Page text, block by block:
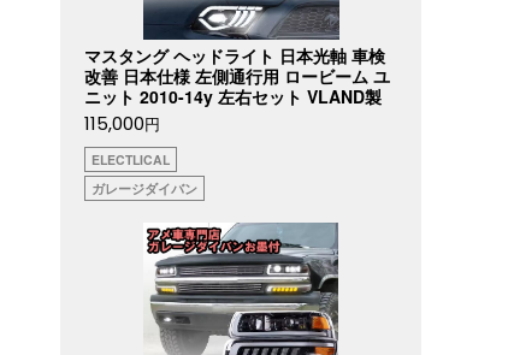
マスタング ヘッドライト 日本光軸 車検
改善 日本仕様 左側通行用 ロービーム ユ
ニット 2010-14y 左右セット VLAND製
115,000円
ELECTLICAL
ガレージダイバン